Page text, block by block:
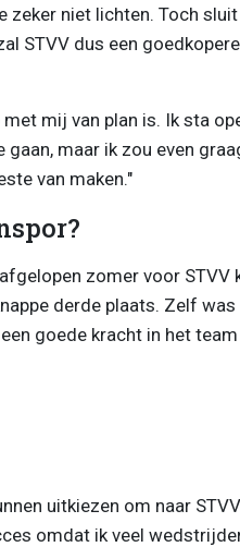
zeker niet lichten. Toch
STVV dus een
mij van plan is. Ik sta
maar ik zou even
van maken."
zomer voor STVV
derde plaats. Zelf
goede kracht in het
uitkiezen om naar
omdat ik veel